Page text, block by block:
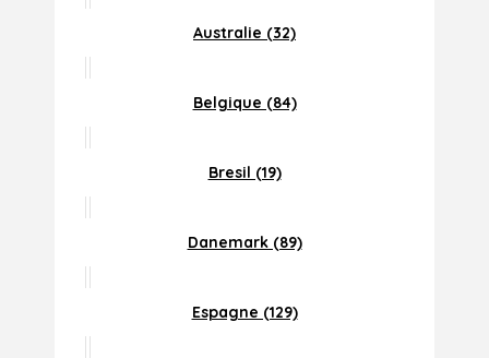
Australie (32)
Belgique (84)
Bresil (19)
Danemark (89)
Espagne (129)